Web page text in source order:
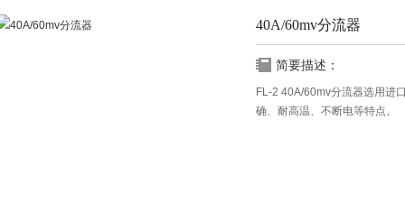
40A/60mv分流器
简要描述：
FL-2 40A/60mv分流器选用进
确、耐高温、不断电等特点。